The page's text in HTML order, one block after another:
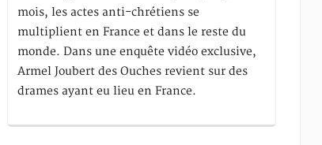
mois, les actes anti-chrétiens se
multiplient en France et dans le reste du
monde. Dans une enquête vidéo exclusive,
Armel Joubert des Ouches revient sur des
drames ayant eu lieu en France.